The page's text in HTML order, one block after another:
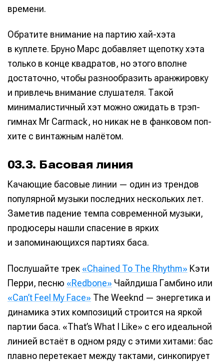
времени.
Обратите внимание на партию хай-хэта
в куплете. Бруно Марс добавляет щепотку хэта
только в конце квадратов, но этого вполне
достаточно, чтобы разнообразить аранжировку
и привлечь внимание слушателя. Такой
минималистичный хэт можно ожидать в трэп-
гимнах Mr Carmack, но никак не в фанковом поп-
хите с винтажным налётом.
03.3. Басовая линия
Качающие басовые линии — один из трендов
популярной музыки последних нескольких лет.
Заметив падение темпа современной музыки,
продюсеры нашли спасение в ярких
и запоминающихся партиях баса.
Послушайте трек «Chained To The Rhythm» Кэти
Перри, песню «Redbone» Чайлдиша Гамбино или
«Can’t Feel My Face» The Weeknd — энергетика и
динамика этих композиций строится на яркой
партии баса. «That’s What I Like» с его идеальной
линией встаёт в одном ряду с этими хитами: бас
плавно перетекает между тактами, синкопирует